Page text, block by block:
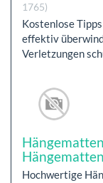
1765)
Kostenlose
effektiv
Verletzungen
Hochwertige